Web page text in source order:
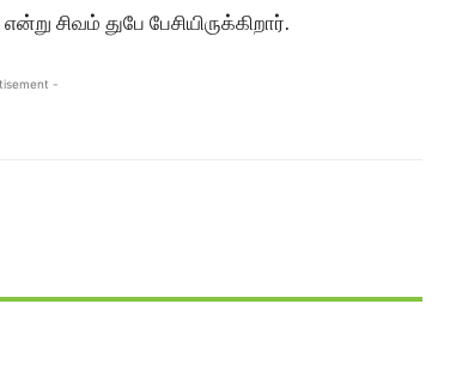
சிவம் துபே பேசியிருக்கிறார்.
-